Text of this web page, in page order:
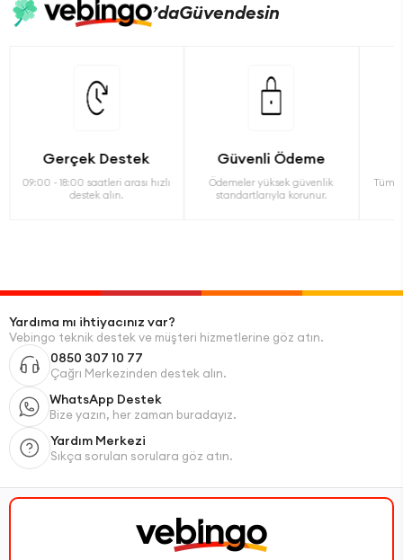
’daGüvendesin
Gerçek Destek
09:00 - 18:00 saatleri arası hızlı
destek alın.
Güvenli Ödeme
Ödemeler yüksek güvenlik
standartlarıyla korunur.
Tüm
Yardıma mı ihtiyacınız var?
Vebingo teknik destek ve müşteri hizmetlerine göz atın.
0850 307 10 77
Çağrı Merkezinden destek alın.
WhatsApp Destek
Bize yazın, her zaman buradayız.
Yardım Merkezi
Sıkça sorulan sorulara göz atın.